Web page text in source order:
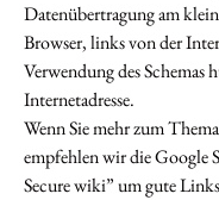
Datenübertragung am
Browser, links von der
Verwendung des Schemas
Internetadresse.
Wenn Sie mehr zum
empfehlen wir die Google
Secure wiki” um gute